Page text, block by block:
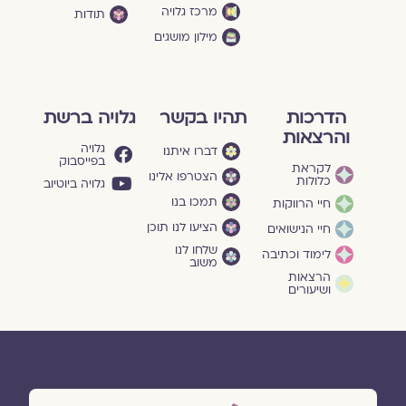
מרכז גלויה
מילון מושגים
תודות
הדרכות
והרצאות
לקראת
כלולות
חיי הרווקות
חיי הנישואים
לימוד וכתיבה
הרצאות
ושיעורים
תהיו בקשר
דברו איתנו
הצטרפו אלינו
תמכו בנו
הציעו לנו תוכן
שלחו לנו
משוב
גלויה ברשת
גלויה
בפייסבוק
גלויה ביוטיוב